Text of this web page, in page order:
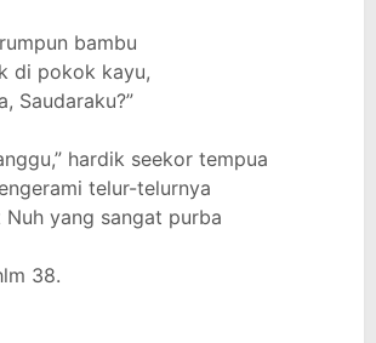
bambu
di pokok kayu,
Saudaraku?”
hardik seekor tempua
telur-telurnya
yang sangat purba
38.